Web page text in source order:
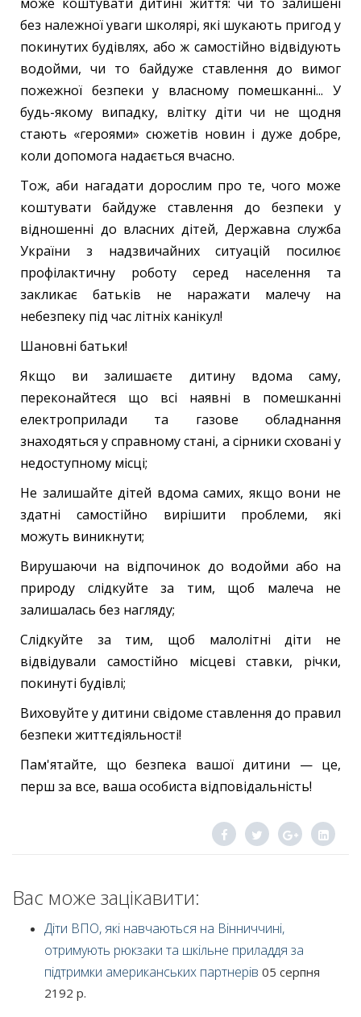
без належної уваги школярі, які шукають пригод у
покинутих будівлях, або ж самостійно відвідують
водойми, чи то байдуже ставлення до вимог
пожежної безпеки у власному помешканні... У
будь-якому випадку, влітку діти чи не щодня
стають «героями» сюжетів новин і дуже добре,
коли допомога надається вчасно.
Тож, аби нагадати дорослим про те, чого може
коштувати байдуже ставлення до безпеки у
відношенні до власних дітей, Державна служба
України з надзвичайних ситуацій посилює
профілактичну роботу серед населення та
закликає батьків не наражати малечу на
небезпеку під час літніх канікул!
Шановні батьки!
Якщо ви залишаєте дитину вдома саму,
переконайтеся що всі наявні в помешканні
електроприлади та газове обладнання
знаходяться у справному стані, а сірники сховані у
недоступному місці;
Не залишайте дітей вдома самих, якщо вони не
здатні самостійно вирішити проблеми, які
можуть виникнути;
Вирушаючи на відпочинок до водойми або на
природу слідкуйте за тим, щоб малеча не
залишалась без нагляду;
Слідкуйте за тим, щоб малолітні діти не
відвідували самостійно місцеві ставки, річки,
покинуті будівлі;
Виховуйте у дитини свідоме ставлення до правил
безпеки життєдіяльності!
Пам'ятайте, що безпека вашої дитини — це,
перш за все, ваша особиста відповідальність!
Вас може зацікавити:
Діти ВПО, які навчаються на Вінниччині,
отримують рюкзаки та шкільне приладдя за
підтримки американських партнерів 05 серпня
2192 р.